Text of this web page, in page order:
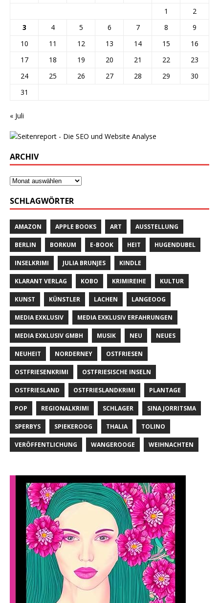
1
2
3
4 5 6 7 8
9
10
11 12 13 14 15
16
17
18 19 20 21 22
23
24
25 26 27 28 29
30
31
« Juli
ARCHIV
SCHLAGWÖRTER
AMAZON APPLE BOOKS ART AUSSTELLUNG
BERLIN BORKUM E-BOOK HEIT HUGENDUBEL
INSELKRIMI JULIA BRUNJES KINDLE
KLARANT VERLAG KOBO KRIMIREIHE KULTUR
KUNST KÜNSTLER LACHEN LANGEOOG
MEDIA EXKLUSIV MEDIA EXKLUSIV ERFAHRUNGEN
MEDIA EXKLUSIV GMBH MUSIK NEU NEUES
NEUHEIT NORDERNEY OSTFRIESEN
OSTFRIESENKRIMI OSTFRIESISCHE INSELN
OSTFRIESLAND OSTFRIESLANDKRIMI PLANTAGE
POP REGIONALKRIMI SCHLAGER SINA JORRITSMA
SPERBYS SPIEKEROOG THALIA TOLINO
VERÖFFENTLICHUNG WANGEROOGE WEIHNACHTEN